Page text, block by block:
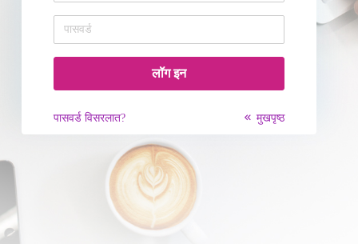
पासवर्ड विसरलात? मुखपृष्ठ